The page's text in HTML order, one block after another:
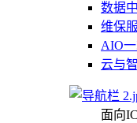
数据
维保
AIO
云与
面向